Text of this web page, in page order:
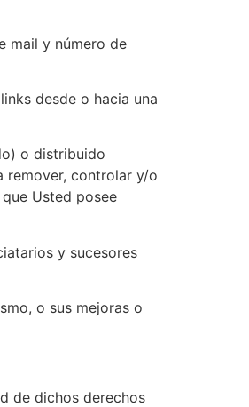
mail y número de
desde o hacia una
o distribuido
remover, controlar y/o
Usted posee
y sucesores
o sus mejoras o
de dichos derechos